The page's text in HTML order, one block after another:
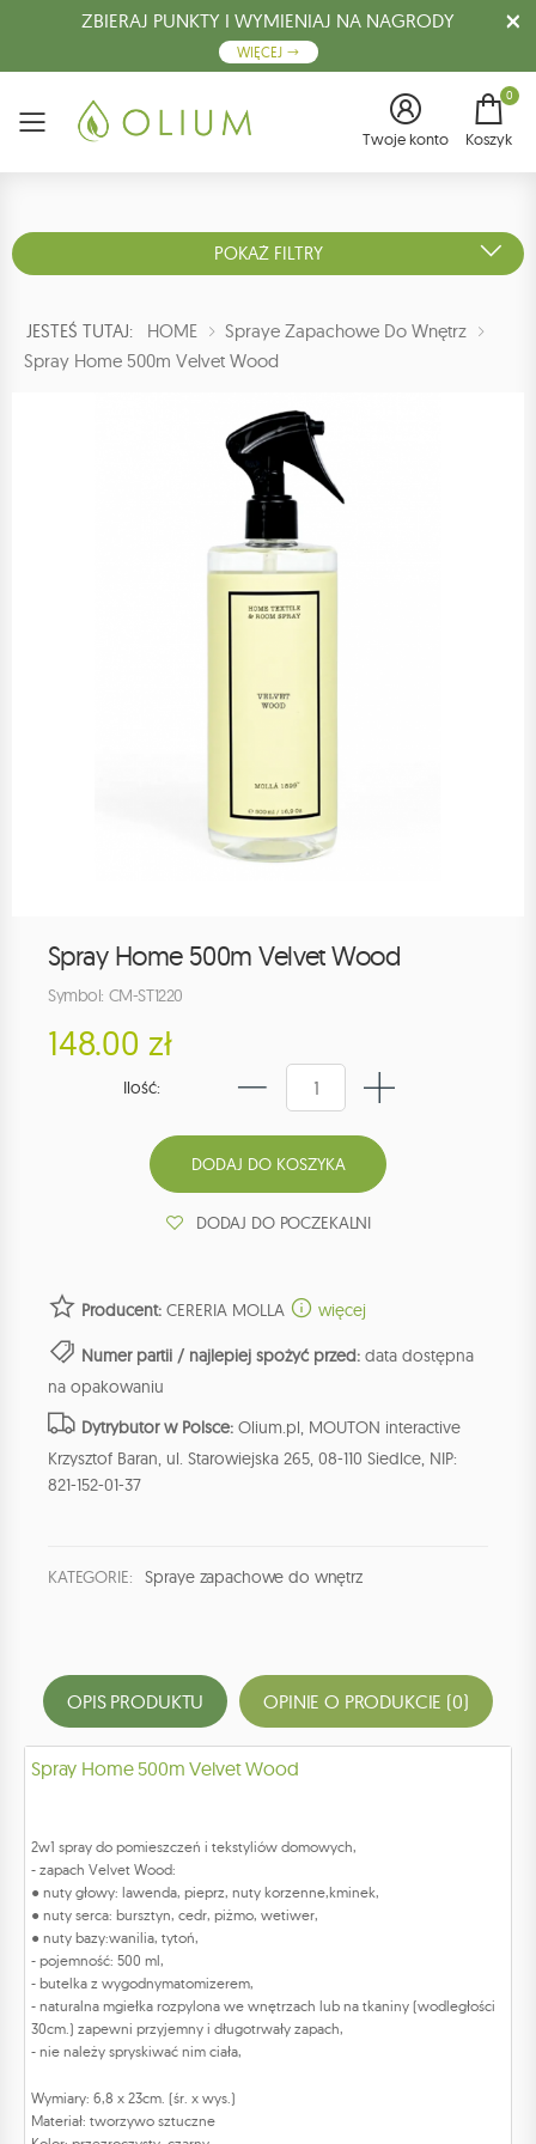
ZBIERAJ PUNKTY I WYMIENIAJ NA NAGRODY
WIĘCEJ
Menu Twoje konto
0
Koszyk
POKAŻ FILTRY
JESTEŚ TUTAJ: HOME
Spraye Zapachowe Do Wnętrz
Spray Home 500m Velvet Wood
Spray Home 500m Velvet Wood
Symbol: CM-ST1220
148.00 zł
Ilość:
DODAJ DO POCZEKALNI
Producent: CERERIA MOLLA więcej
Numer partii / najlepiej spożyć przed: data dostępna
na opakowaniu
Dytrybutor w Polsce: Olium.pl, MOUTON interactive
Krzysztof Baran, ul. Starowiejska 265, 08-110 Siedlce, NIP:
821-152-01-37
KATEGORIE: Spraye zapachowe do wnętrz
OPIS PRODUKTU OPINIE O PRODUKCIE (0)
Spray Home 500m Velvet Wood
2w1 spray do pomieszczeń i tekstyliów domowych,
- zapach Velvet Wood:
● nuty głowy: lawenda, pieprz, nuty korzenne,kminek,
● nuty serca: bursztyn, cedr, piżmo, wetiwer,
● nuty bazy:wanilia, tytoń,
- pojemność: 500 ml,
- butelka z wygodnymatomizerem,
- naturalna mgiełka rozpylona we wnętrzach lub na tkaniny (wodległości
30cm.) zapewni przyjemny i długotrwały zapach,
- nie należy spryskiwać nim ciała,
Wymiary: 6,8 x 23cm. (śr. x wys.)
Materiał: tworzywo sztuczne